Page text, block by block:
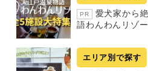
PR
愛犬家から
語わんわんリゾ
エリア別で探す